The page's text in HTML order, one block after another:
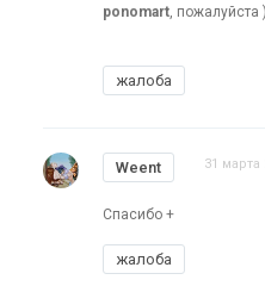
ponomart, пожалуйста )
жалоба
Weent 31 марта
Спасибо +
жалоба